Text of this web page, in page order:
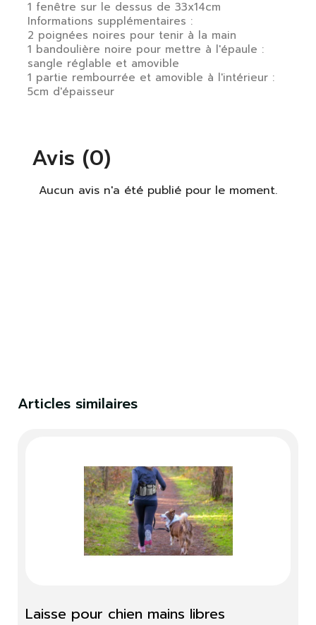
1 fenêtre sur le dessus de 33x14cm
Informations supplémentaires :
2 poignées noires pour tenir à la main
1 bandoulière noire pour mettre à l'épaule :
sangle réglable et amovible
1 partie rembourrée et amovible à l'intérieur :
5cm d'épaisseur
Avis (0)
Aucun avis n'a été publié pour le moment.
Articles similaires
Laisse pour chien mains libres
Vous devez être connecté pour enregistrer des
produits dans votre liste de souhaits.